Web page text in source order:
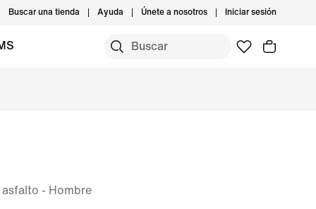
Buscar una tienda Ayuda Únete a nosotros Iniciar sesión
- Hombre